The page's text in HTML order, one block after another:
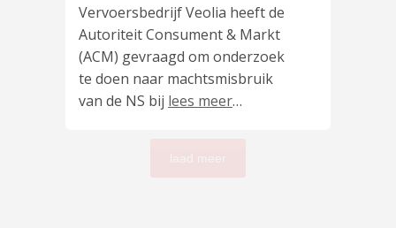
Vervoersbedrijf Veolia heeft de
Autoriteit Consument & Markt
(ACM) gevraagd om onderzoek
te doen naar machtsmisbruik
van de NS bij lees meer…